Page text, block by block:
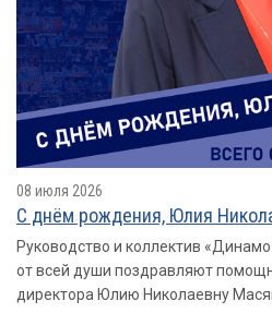
08 июля 2026
С днём рождения, Юлия
Руководство и коллектив
от всей души поздравляют
директора Юлию Николаевну